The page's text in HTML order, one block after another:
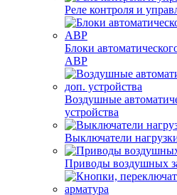
Реле контроля и
Блоки
АВР
Воздушные
устройства
Выключатели
Приводы воздушных